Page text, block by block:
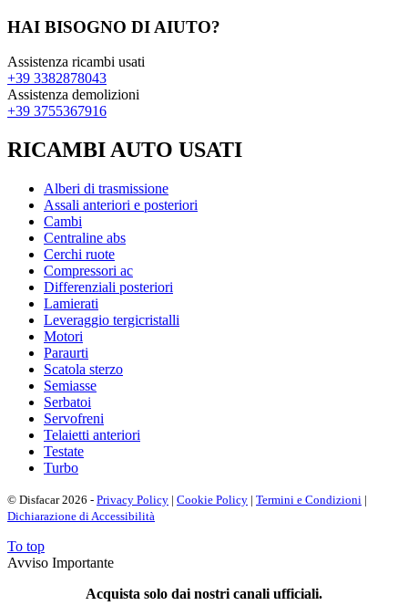
HAI BISOGNO DI AIUTO?
Assistenza ricambi usati
+39 3382878043
Assistenza demolizioni
+39 3755367916
RICAMBI AUTO USATI
Alberi di trasmissione
Assali anteriori e posteriori
Cambi
Centraline abs
Cerchi ruote
Compressori ac
Differenziali posteriori
Lamierati
Leveraggio tergicristalli
Motori
Paraurti
Scatola sterzo
Semiasse
Serbatoi
Servofreni
Telaietti anteriori
Testate
Turbo
© Disfacar 2026 - Privacy Policy | Cookie Policy | Termini e Condizioni |
Dichiarazione di Accessibilità
To top
Avviso Importante
Acquista solo dai nostri canali ufficiali.